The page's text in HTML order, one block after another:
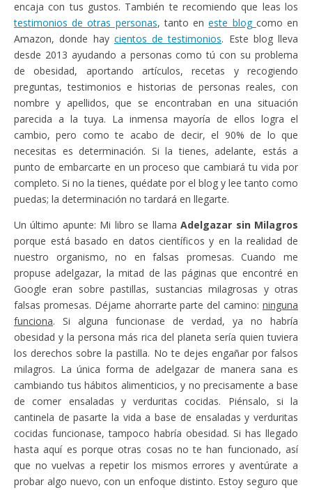
encaja con tus gustos. También te recomiendo que leas los
testimonios de otras personas, tanto eneste blog como en
Amazon, donde hay cientos de testimonios. Este blog lleva
desde 2013 ayudando a personas como tú con su problema
de obesidad, aportando artículos, recetas y recogiendo
preguntas, testimonios e historias de personas reales, con
nombre y apellidos, que se encontraban en una situación
parecida a la tuya. La inmensa mayoría de ellos logra el
cambio, pero como te acabo de decir, el 90% de lo que
necesitas es determinación. Si la tienes, adelante, estás a
punto de embarcarte en un proceso que cambiará tu vida por
completo. Si no la tienes, quédate por el blog y lee tanto como
puedas; la determinación no tardará en llegarte.
Un último apunte: Mi libro se llamaAdelgazar sin Milagros
porque está basado en datos científicos y en la realidad de
nuestro organismo, no en falsas promesas. Cuando me
propuse adelgazar, la mitad de las páginas que encontré en
Google eran sobre pastillas, sustancias milagrosas y otras
falsas promesas. Déjame ahorrarte parte del camino: ninguna
funciona. Si alguna funcionase de verdad, ya no habría
obesidad y la persona más rica del planeta sería quien tuviera
los derechos sobre la pastilla. No te dejes engañar por falsos
milagros. La única forma de adelgazar de manera sana es
cambiando tus hábitos alimenticios, y no precisamente a base
de comer ensaladas y verduritas cocidas. Piénsalo, si la
cantinela de pasarte la vida a base de ensaladas y verduritas
cocidas funcionase, tampoco habría obesidad. Si has llegado
hasta aquí es porque otras cosas no te han funcionado, así
que no vuelvas a repetir los mismos errores y aventúrate a
probar algo nuevo, con un enfoque distinto. Estoy seguro que